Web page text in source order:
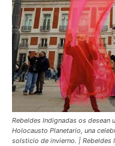
Rebeldes Indignadas os desean
Holocausto Planetario, una
solsticio de invierno. | Rebeldes